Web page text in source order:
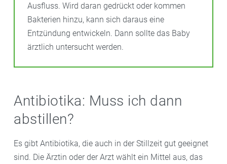
Ausfluss. Wird daran gedrückt oder kommen
Bakterien hinzu, kann sich daraus eine
Entzündung entwickeln. Dann sollte das Baby
ärztlich untersucht werden.
Antibiotika: Muss ich dann
abstillen?
Es gibt Antibiotika, die auch in der Stillzeit gut geeignet
sind. Die Ärztin oder der Arzt wählt ein Mittel aus, das